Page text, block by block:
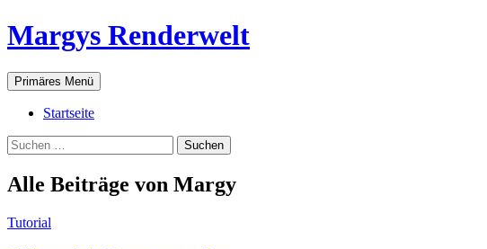
Zum
Inhalt
Margys Renderwelt
Suchen
Primäres Menü
Startseite
Suchen
nach:
Alle Beiträge von Margy
Tutorial